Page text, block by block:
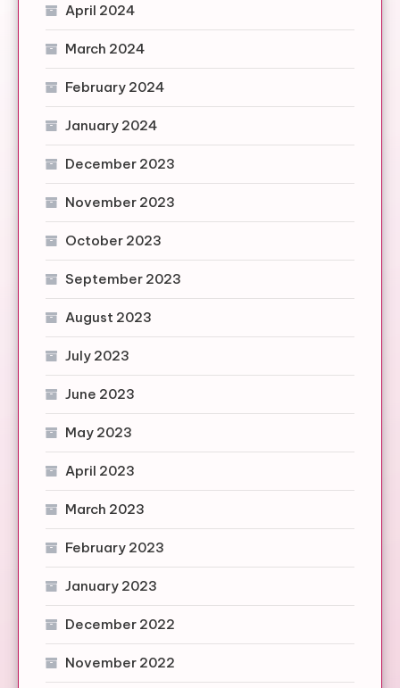
April 2024
March 2024
February 2024
January 2024
December 2023
November 2023
October 2023
September 2023
August 2023
July 2023
June 2023
May 2023
April 2023
March 2023
February 2023
January 2023
December 2022
November 2022